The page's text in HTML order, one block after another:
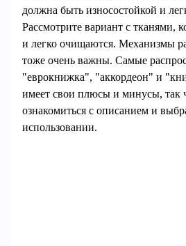
должна быть износостойкой и
Рассмотрите вариант с тканями,
и легко очищаются. Механизмы
тоже очень важны. Самые
"еврокнижка", "аккордеон" и
имеет свои плюсы и минусы, так
ознакомиться с описанием и
использовании.